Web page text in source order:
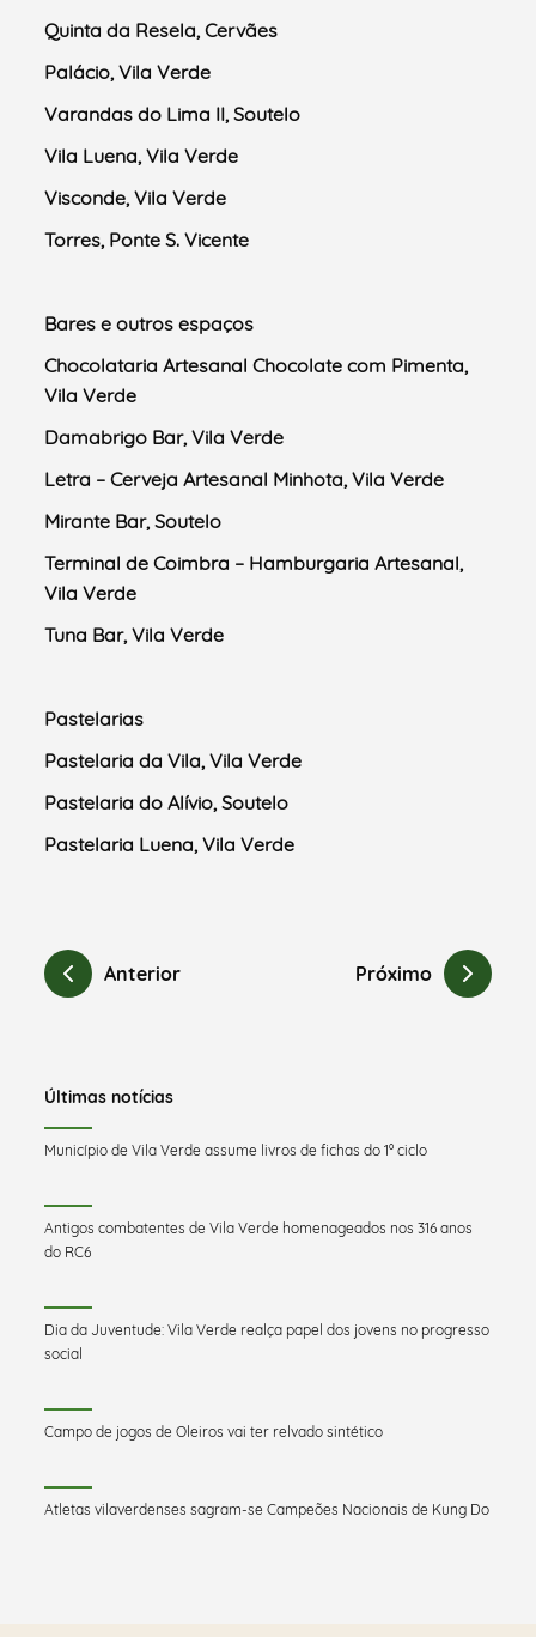
Quinta da Resela, Cervães
Palácio, Vila Verde
Varandas do Lima II, Soutelo
Vila Luena, Vila Verde
Visconde, Vila Verde
Torres, Ponte S. Vicente
Bares e outros espaços
Chocolataria Artesanal Chocolate com Pimenta,
Vila Verde
Damabrigo Bar, Vila Verde
Letra – Cerveja Artesanal Minhota, Vila Verde
Mirante Bar, Soutelo
Terminal de Coimbra – Hamburgaria Artesanal,
Vila Verde
Tuna Bar, Vila Verde
Pastelarias
Pastelaria da Vila, Vila Verde
Pastelaria do Alívio, Soutelo
Pastelaria Luena, Vila Verde
Anterior Próximo
Últimas notícias
Município de Vila Verde assume livros de fichas do 1º ciclo
Antigos combatentes de Vila Verde homenageados nos 316 anos
do RC6
Dia da Juventude: Vila Verde realça papel dos jovens no progresso
social
Campo de jogos de Oleiros vai ter relvado sintético
Atletas vilaverdenses sagram-se Campeões Nacionais de Kung Do